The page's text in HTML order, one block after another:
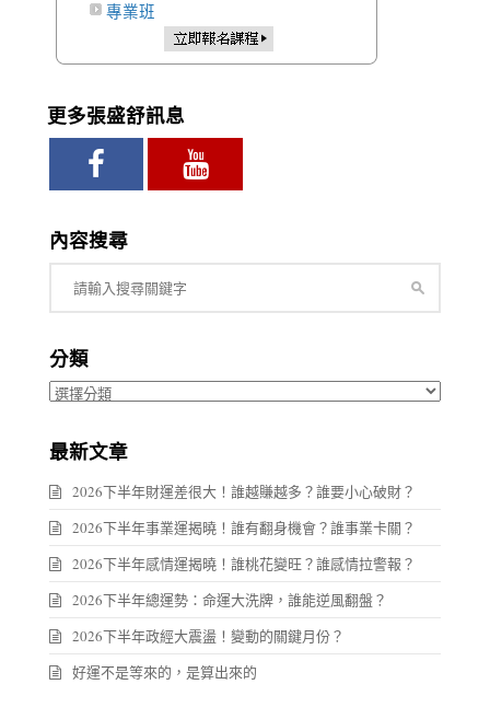
專業班
更多張盛舒訊息
內容搜尋
分類
分
最新文章
2026下半年財運差很大！誰越賺越多？誰要小心破財？
2026下半年事業運揭曉！誰有翻身機會？誰事業卡關？
2026下半年感情運揭曉！誰桃花變旺？誰感情拉警報？
2026下半年總運勢：命運大洗牌，誰能逆風翻盤？
2026下半年政經大震盪！變動的關鍵月份？
好運不是等來的，是算出來的